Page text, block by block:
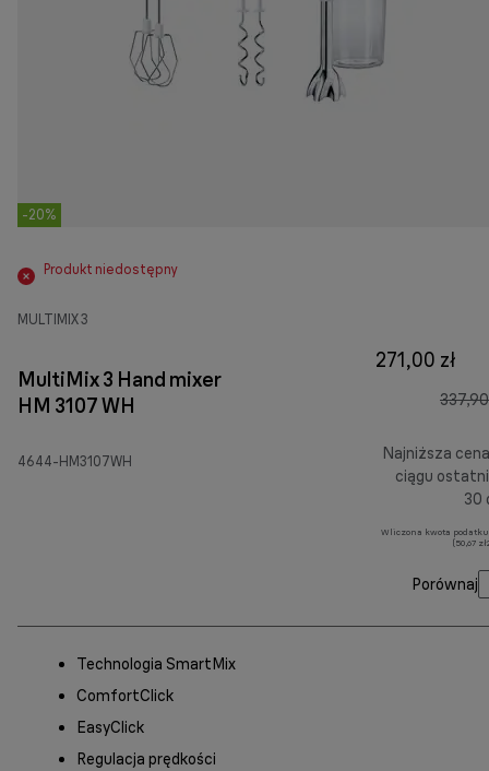
-20%
Produkt niedostępny
MULTIMIX 3
MultiMix 3 Hand mixer
HM 3107 WH
4644-HM3107WH
271,00 zł
Najniższa
ciągu
30
Wliczona kwota podatku
(50,67
Porównaj
Technologia SmartMix
ComfortClick
EasyClick
Regulacja prędkości